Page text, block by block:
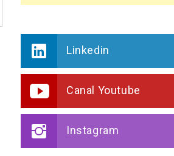
Linkedin
Canal Youtube
Instagram